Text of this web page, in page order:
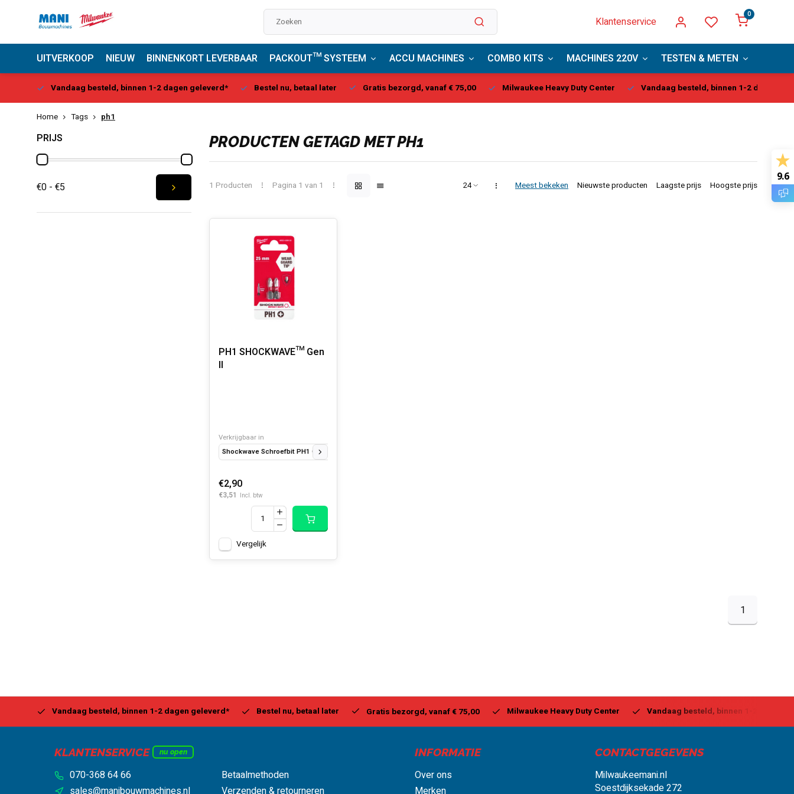
Klantenservice
0
UITVERKOOP NIEUW BINNENKORT LEVERBAAR PACKOUT™ SYSTEEM ACCU MACHINES COMBO KITS MACHINES 220V TESTEN & METEN
Vandaag besteld, binnen 1-2 dagen geleverd* Bestel nu, betaal later Gratis bezorgd, vanaf € 75,00 Milwaukee Heavy Duty Center Vandaag besteld, binnen 1-2 dagen
Home Tags ph1
PRIJS
€0 - €5
PRODUCTEN GETAGD MET PH1
1 Producten Pagina 1 van 1 Meest bekeken Nieuwste producten Laagste prijs Hoogste prijs
PH1 SHOCKWAVE™ Gen
II
Verkrijgbaar in
Shockwave Schroefbit PH1 GEN2 25 mm (2 st)
€2,90
€3,51 Incl. btw
Vergelijk
1
Vandaag besteld, binnen 1-2 dagen geleverd* Bestel nu, betaal later Gratis bezorgd, vanaf € 75,00 Milwaukee Heavy Duty Center Vandaag besteld, binnen 1-2 dagen
KLANTENSERVICE nu open
070-368 64 66
sales@manibouwmachines.nl
Betaalmethoden
Verzenden & retourneren
INFORMATIE
Over ons
Merken
CONTACTGEGEVENS
Milwaukeemani.nl
Soestdijksekade 272
9.6